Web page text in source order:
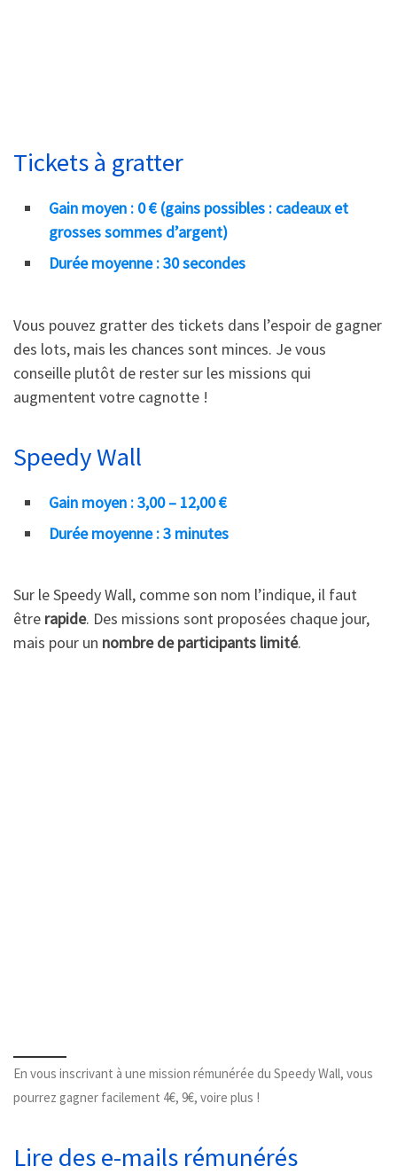
Tickets à gratter
Gain moyen : 0 € (gains possibles : cadeaux et
grosses sommes d’argent)
Durée moyenne : 30 secondes
Vous pouvez gratter des tickets dans l’espoir de gagner
des lots, mais les chances sont minces. Je vous
conseille plutôt de rester sur les missions qui
augmentent votre cagnotte !
Speedy Wall
Gain moyen : 3,00 – 12,00 €
Durée moyenne : 3 minutes
Sur le Speedy Wall, comme son nom l’indique, il faut
être rapide. Des missions sont proposées chaque jour,
mais pour un nombre de participants limité.
En vous inscrivant à une mission rémunérée du Speedy Wall, vous
pourrez gagner facilement 4€, 9€, voire plus !
Lire des e-mails rémunérés